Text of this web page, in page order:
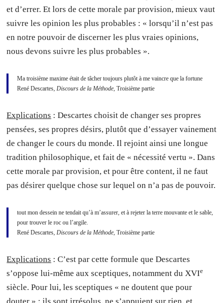
et d’errer. Et lors de cette morale par provision, mieux vaut
suivre les opinion les plus probables : « lorsqu’il n’est pas
en notre pouvoir de discerner les plus vraies opinions,
nous devons suivre les plus probables ».
Ma troisième maxime était de tâcher toujours plutôt à me vaincre que la fortune
René Descartes,Discours de la Méthode, Troisième partie
Explications : Descartes choisit de changer ses propres
pensées, ses propres désirs, plutôt que d’essayer vainement
de changer le cours du monde. Il rejoint ainsi une longue
tradition philosophique, et fait de « nécessité vertu ». Dans
cette morale par provision, et pour être content, il ne faut
pas désirer quelque chose sur lequel on n’a pas de pouvoir.
tout mon dessein ne tendait qu’à m’assurer, et à rejeter la terre mouvante et le sable,
pour trouver le roc ou l’argile.
René Descartes,Discours de la Méthode, Troisième partie
Explications : C’est par cette formule que Descartes
s’oppose lui-même aux sceptiques, notamment du XVIe
siècle. Pour lui, les sceptiques « ne doutent que pour